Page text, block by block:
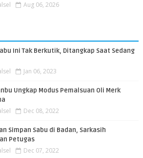
Aug 06, 2026
Ini Tak Berkutik, Ditangkap Saat Sedang
Jan 06, 2023
Ungkap Modus Pemalsuan Oli Merk
Dec 08, 2022
Simpan Sabu di Badan, Sarkasih
Petugas
Dec 07, 2022